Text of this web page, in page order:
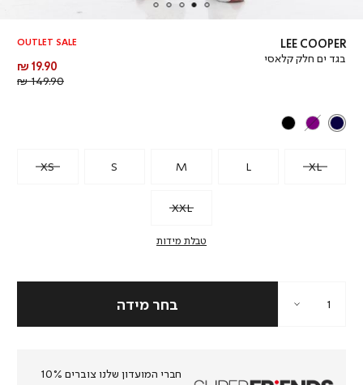
LEE COOPER
בגד ים חלק קלאסי
OUTLET SALE
מחיר
מוצר
19.90 ₪
149.90 ₪
XS S M L XL
XXL
טבלת מידות
חברי המועדון שלנו צוברים 10%